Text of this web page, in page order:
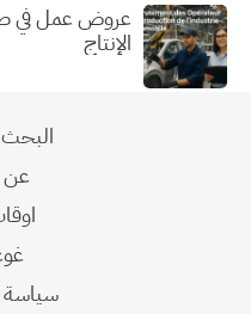
عروض عمل في
الإنتاج
عن